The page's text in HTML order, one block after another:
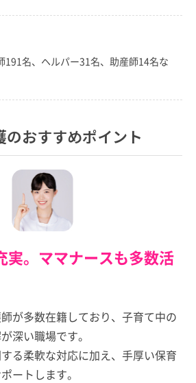
191名、ヘルパー31名、助産師14名な
のおすすめポイント
実。ママナースも多数活
が多数在籍しており、子育て中の
深い職場です。
る柔軟な対応に加え、手厚い保育
ートします。